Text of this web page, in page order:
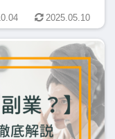
2025.05.10